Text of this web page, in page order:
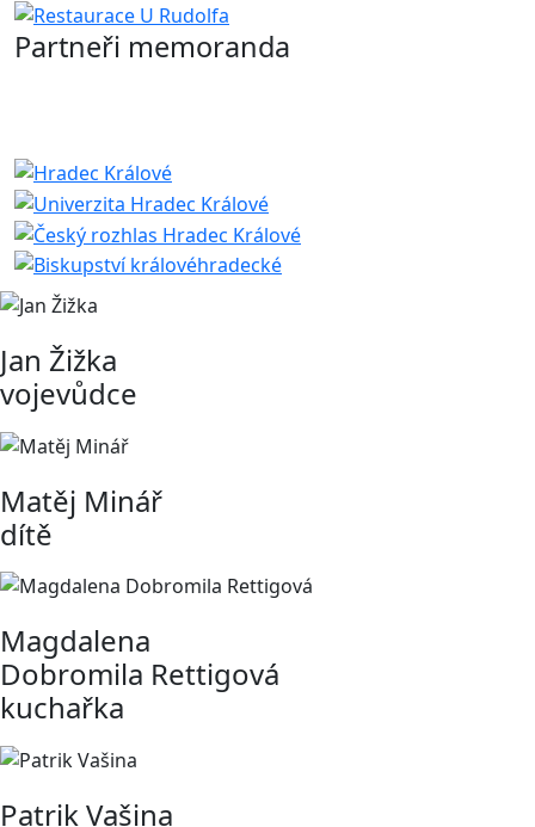
Partneři memoranda
Jan Žižka
vojevůdce
Matěj Minář
dítě
Magdalena
Dobromila Rettigová
kuchařka
Patrik Vašina